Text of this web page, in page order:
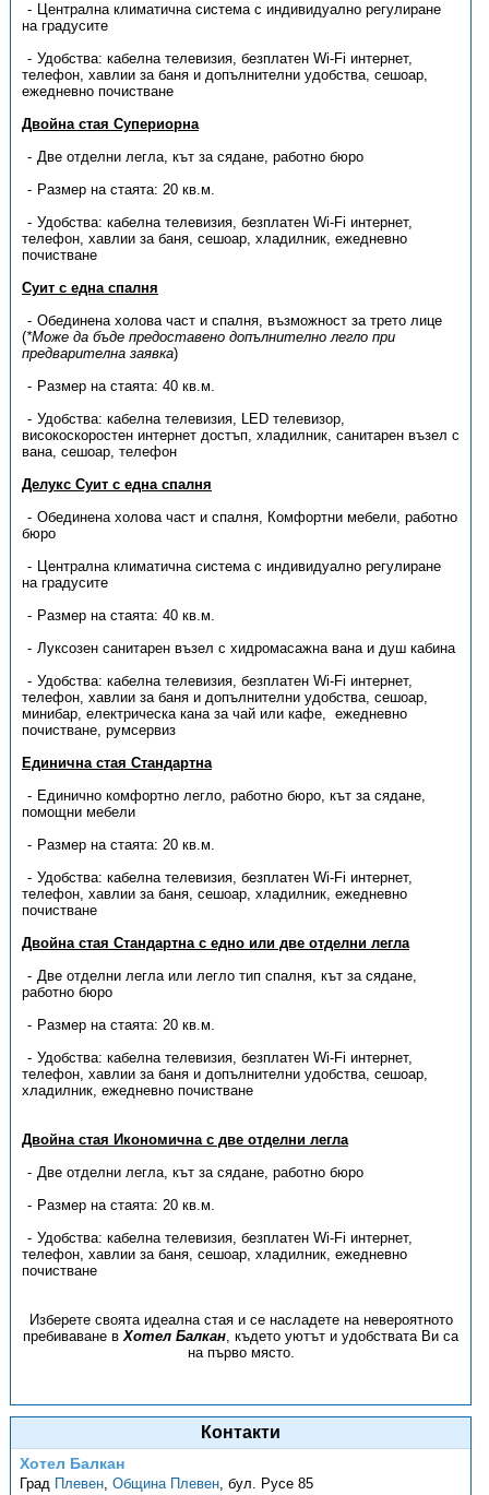
Централна климатична система с индивидуално регулиране
на градусите
Удобства: кабелна телевизия, безплатен Wi-Fi интернет,
телефон, хавлии за баня и допълнителни удобства, сешоар,
ежедневно почистване
Двойна стая Супериорна
Две отделни легла, кът за сядане, работно бюро
Размер на стаята: 20 кв.м.
Удобства: кабелна телевизия, безплатен Wi-Fi интернет,
телефон, хавлии за баня, сешоар, хладилник, ежедневно
почистване
Суит с една спалня
Обединена холова част и спалня, възможност за трето лице
(*Може да бъде предоставено допълнително легло при
предварителна заявка)
Размер на стаята: 40 кв.м.
Удобства: кабелна телевизия, LED телевизор,
високоскоростен интернет достъп, хладилник, санитарен възел с
вана, сешоар, телефон
Делукс Суит с една спалня
Обединена холова част и спалня, Комфортни мебели, работно
бюро
Централна климатична система с индивидуално регулиране
на градусите
Размер на стаята: 40 кв.м.
Луксозен санитарен възел с хидромасажна вана и душ кабина
Удобства: кабелна телевизия, безплатен Wi-Fi интернет,
телефон, хавлии за баня и допълнителни удобства, сешоар,
минибар, електрическа кана за чай или кафе, ежедневно
почистване, румсервиз
Единична стая Стандартна
Единично комфортно легло, работно бюро, кът за сядане,
помощни мебели
Размер на стаята: 20 кв.м.
Удобства: кабелна телевизия, безплатен Wi-Fi интернет,
телефон, хавлии за баня, сешоар, хладилник, ежедневно
почистване
Двойна стая Стандартна с едно или две отделни легла
Две отделни легла или легло тип спалня, кът за сядане,
работно бюро
Размер на стаята: 20 кв.м.
Удобства: кабелна телевизия, безплатен Wi-Fi интернет,
телефон, хавлии за баня и допълнителни удобства, сешоар,
хладилник, ежедневно почистване
Двойна стая Икономична с две отделни легла
Две отделни легла, кът за сядане, работно бюро
Размер на стаята: 20 кв.м.
Удобства: кабелна телевизия, безплатен Wi-Fi интернет,
телефон, хавлии за баня, сешоар, хладилник, ежедневно
почистване
Изберете своята идеална стая и се насладете на невероятното
пребиваване вХотел Балкан, където уютът и удобствата Ви са
на първо място.
Контакти
Хотел Балкан
Град Плевен,Община Плевен,бул. Русе 85